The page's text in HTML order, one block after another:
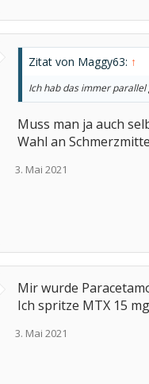
Zitat von Maggy63: ↑
Ich hab das immer
Muss man ja auch
Wahl an
3. Mai 2021
Mir wurde
Ich spritze MTX 15
3. Mai 2021